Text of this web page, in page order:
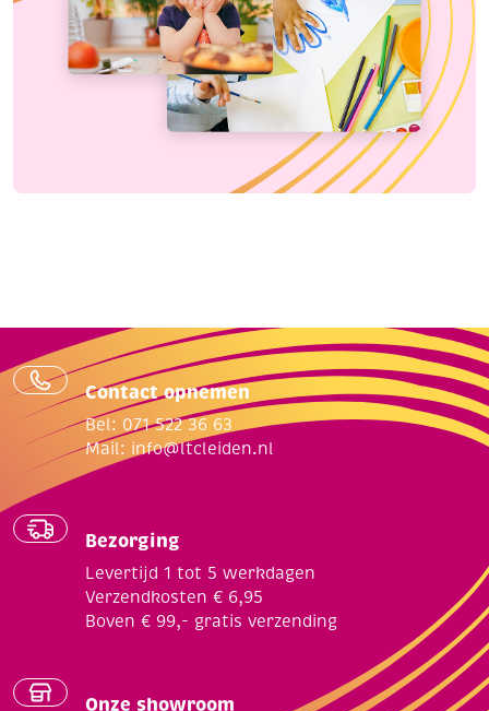
Contact opnemen
Bel: 071 522 36 63
Mail: info@ltcleiden.nl
Bezorging
Levertijd 1 tot 5 werkdagen
Verzendkosten € 6,95
Boven € 99,- gratis verzending
Onze showroom